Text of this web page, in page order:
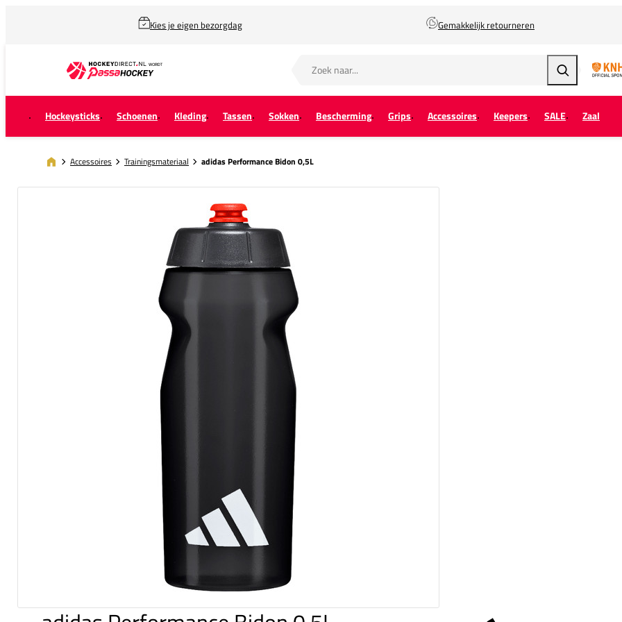
Kies je eigen bezorgdag Gemakkelijk retourneren
Zoeken
Hockeysticks Schoenen Kleding Tassen Sokken Bescherming Grips Accessoires Keepers SALE Zaal
Accessoires Trainingsmateriaal adidas Performance Bidon 0,5L